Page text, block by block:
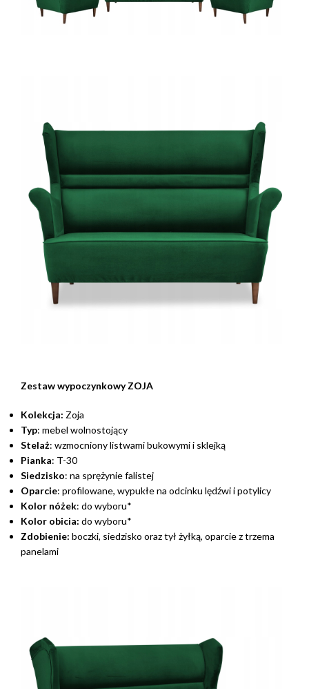
Zestaw wypoczynkowy ZOJA
Kolekcja: Zoja
Typ: mebel wolnostojący
Stelaż: wzmocniony listwami bukowymi i sklejką
Pianka: T-30
Siedzisko: na sprężynie falistej
Oparcie: profilowane, wypukłe na odcinku lędźwi i potylicy
Kolor nóżek: do wyboru*
Kolor obicia: do wyboru*
Zdobienie: boczki, siedzisko oraz tył żyłką, oparcie z trzema
panelami